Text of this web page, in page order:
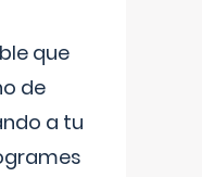
que
de
a tu